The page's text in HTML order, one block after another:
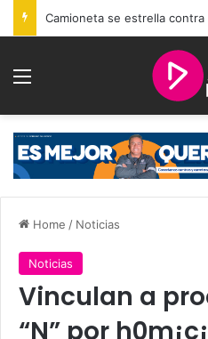
Camioneta se estrella contra
Menu
Home / Noticias
Noticias
Vinculan a
“N” por